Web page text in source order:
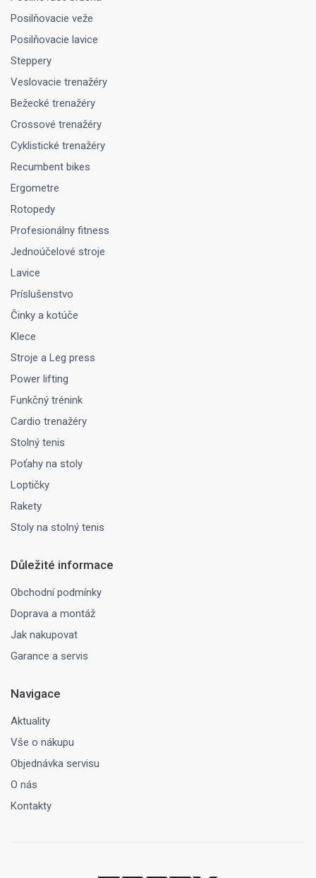
Posilňovacie veže
Posilňovacie lavice
Steppery
Veslovacie trenažéry
Bežecké trenažéry
Crossové trenažéry
Cyklistické trenažéry
Recumbent bikes
Ergometre
Rotopedy
Profesionálny fitness
Jednoúčelové stroje
Lavice
Príslušenstvo
Činky a kotúče
Klece
Stroje a Leg press
Power lifting
Funkčný trénink
Cardio trenažéry
Stolný tenis
Poťahy na stoly
Loptičky
Rakety
Stoly na stolný tenis
Důležité informace
Obchodní podmínky
Doprava a montáž
Jak nakupovat
Garance a servis
Navigace
Aktuality
Vše o nákupu
Objednávka servisu
O nás
Kontakty